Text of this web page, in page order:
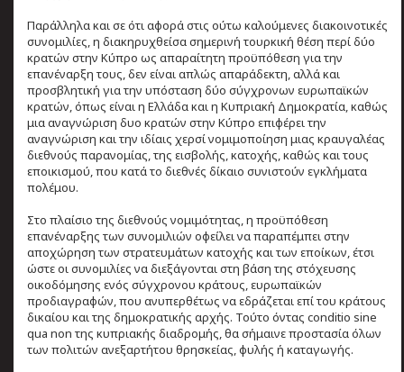
Παράλληλα και σε ότι αφορά στις ούτω καλούμενες διακοινοτικές
συνομιλίες, η διακηρυχθείσα σημερινή τουρκική θέση περί δύο
κρατών στην Κύπρο ως απαραίτητη προϋπόθεση για την
επανέναρξη τους, δεν είναι απλώς απαράδεκτη, αλλά και
προσβλητική για την υπόσταση δύο σύγχρονων ευρωπαϊκών
κρατών, όπως είναι η Ελλάδα και η Κυπριακή Δημοκρατία, καθώς
μια αναγνώριση δυο κρατών στην Κύπρο επιφέρει την
αναγνώριση και την ιδίαις χερσί νομιμοποίηση μιας κραυγαλέας
διεθνούς παρανομίας, της εισβολής, κατοχής, καθώς και τους
εποικισμού, που κατά το διεθνές δίκαιο συνιστούν εγκλήματα
πολέμου.
Στο πλαίσιο της διεθνούς νομιμότητας, η προϋπόθεση
επανέναρξης των συνομιλιών οφείλει να παραπέμπει στην
αποχώρηση των στρατευμάτων κατοχής και των εποίκων, έτσι
ώστε οι συνομιλίες να διεξάγονται στη βάση της στόχευσης
οικοδόμησης ενός σύγχρονου κράτους, ευρωπαϊκών
προδιαγραφών, που ανυπερθέτως να εδράζεται επί του κράτους
δικαίου και της δημοκρατικής αρχής. Τούτο όντας conditio sine
qua non της κυπριακής διαδρομής, θα σήμαινε προστασία όλων
των πολιτών ανεξαρτήτου θρησκείας, φυλής ή καταγωγής.